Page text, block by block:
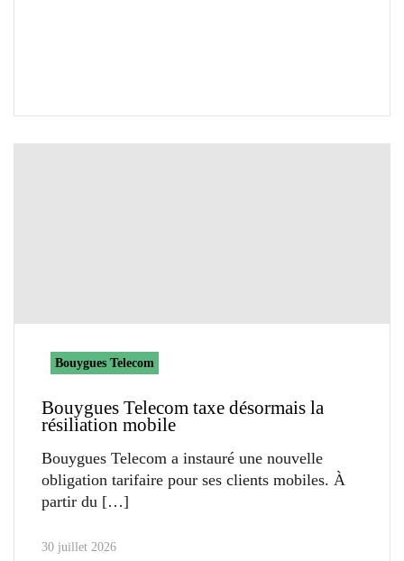
Bouygues Telecom
Bouygues Telecom taxe désormais la
résiliation mobile
Bouygues Telecom a instauré une nouvelle
obligation tarifaire pour ses clients mobiles. À
partir du
30 juillet 2026